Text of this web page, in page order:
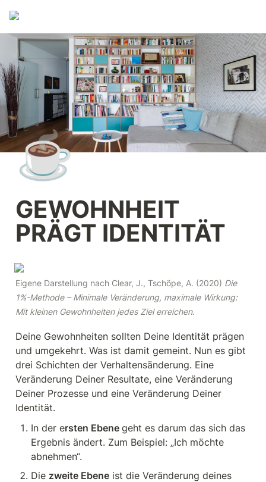
☕
GEWOHNHEIT
PRÄGT IDENTITÄT
Eigene Darstellung nach Clear, J., Tschöpe, A. (2020) Die
1%-Methode – Minimale Veränderung, maximale Wirkung:
Mit kleinen Gewohnheiten jedes Ziel erreichen.
Deine Gewohnheiten sollten Deine Identität prägen
und umgekehrt. Was ist damit gemeint. Nun es gibt
drei Schichten der Verhaltensänderung. Eine
Veränderung Deiner Resultate, eine Veränderung
Deiner Prozesse und eine Veränderung Deiner
Identität.
In der ersten Ebene geht es darum das sich das
Ergebnis ändert. Zum Beispiel: „Ich möchte
abnehmen“.
Die zweite Ebene ist die Veränderung deines